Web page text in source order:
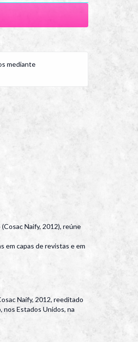
mediante
Naify, 2012), reúne
em capas de revistas e em
Naify, 2012, reeditado
nos Estados Unidos, na